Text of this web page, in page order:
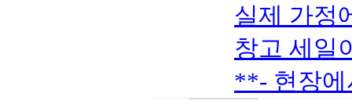
실제 가정
창고 세일
**- 현장에